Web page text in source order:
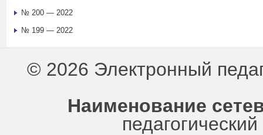
№ 200 — 2022
№ 199 — 2022
© 2026 Электронный
Наименование